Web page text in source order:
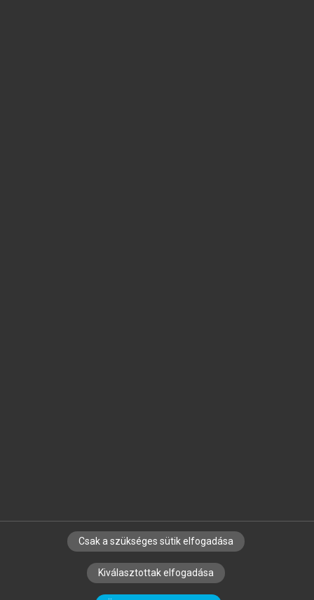
SZERZŐKNEK CÉGEKNEK KÖNYVTÁROSOKNAK
SZERKESZTÉSI ÉS LEKTORÁLÁSI ALAPELVEK
Csak a szükséges sütik elfogadása
Kiválasztottak elfogadása